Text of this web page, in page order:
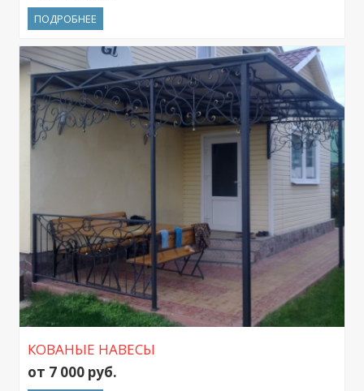
ПОДРОБНЕЕ
КОВАНЫЕ НАВЕСЫ
от 7 000 руб.